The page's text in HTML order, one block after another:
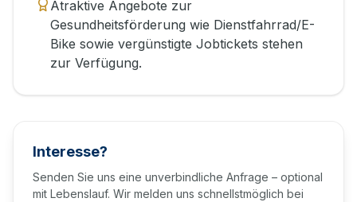
Atraktive Angebote zur
Gesundheitsförderung wie Dienstfahrrad/E-
Bike sowie vergünstigte Jobtickets stehen
zur Verfügung.
Interesse?
Senden Sie uns eine unverbindliche Anfrage – optional
mit Lebenslauf. Wir melden uns schnellstmöglich bei